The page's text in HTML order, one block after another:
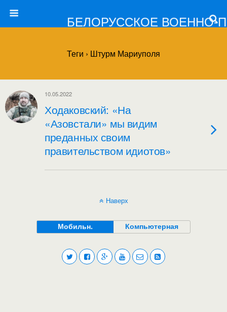
БЕЛОРУССКОЕ ВОЕННО-
Теги › Штурм Мариуполя
10.05.2022
Ходаковский: «На
«Азовстали» мы видим
преданных своим
правительством идиотов»
Наверх
Мобильн. Компьютерная